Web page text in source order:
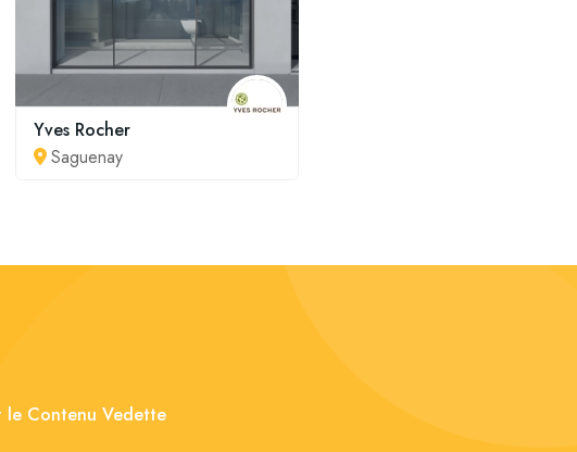
Yves Rocher
Saguenay
le Contenu Vedette